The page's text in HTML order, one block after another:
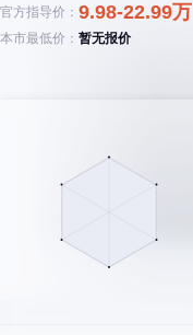
官方指导价： 9.98-22.99万
本市最低价： 暂无报价